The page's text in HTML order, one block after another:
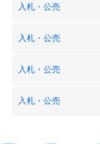
入札・公売
入札・公売
入札・公売
入札・公売